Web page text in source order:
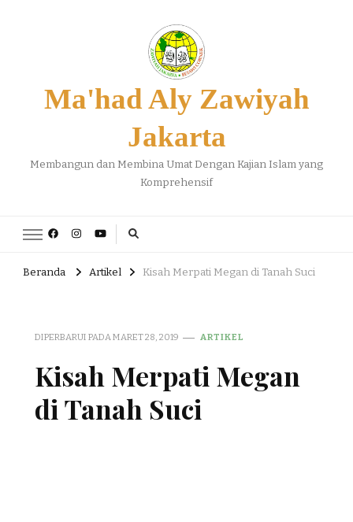
Ma'had Aly Zawiyah
Jakarta
Membangun dan Membina Umat Dengan Kajian Islam yang
Komprehensif
Beranda Artikel Kisah Merpati Megan di Tanah Suci
DIPERBARUI PADAMARET 28, 2019 ARTIKEL
Kisah Merpati Megan
di Tanah Suci